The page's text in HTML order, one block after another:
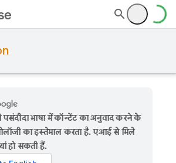
भाषा में कॉन्टेंट का अनुवाद करने के
का इस्तेमाल करता है. एआई से मिले
हो सकती हैं.